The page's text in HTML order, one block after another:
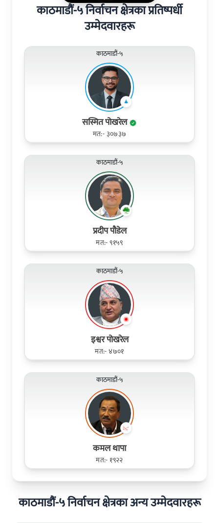
काठमाडौं-५ निर्वाचन क्षेत्रका प्रतिष्पर्धी
उम्मेदवारहरू
काठमाडौं-५
सस्मित पोखरेल
मत:- ३०७३७
काठमाडौं-५
प्रदीप पौडेल
मत:- ९१५९
काठमाडौं-५
इश्वर पोखरेल
मत:- ४७०१
काठमाडौं-५
कमल थापा
मत:- १९२२
काठमाडौं-५ निर्वाचन क्षेत्रका अन्य उम्मेदवारहरू